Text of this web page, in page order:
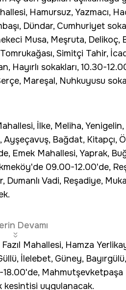
Hamursuz, Yazmacı,
Dündar, Cumhuriyet
Musa, Meşruta, Delikoç,
Simitçi Tahir,
Hayırlı sokakları, 10.30-
Mareşal, Nuhkuyusu
İlke, Meliha, Yenigelin,
Bağdat, Kitapçı,
Emek Mahallesi, Yaprak,
09.00-12.00'de,
Dumanlı Vadi, Reşadiye,
Devamı
Mahallesi, Hamza
İlelebet, Güney, Bayırgülü,
Mahmutşevketpaşa
kesintisi uygulanacak.